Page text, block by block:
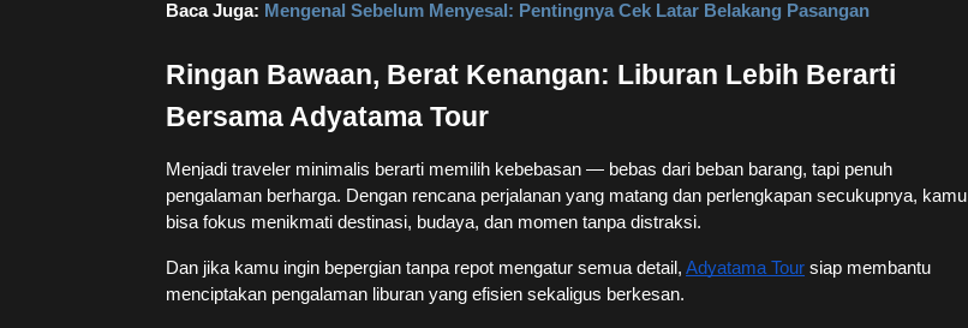
Baca Juga: Mengenal Sebelum Menyesal: Pentingnya Cek Latar Belakang Pasangan
Ringan Bawaan, Berat Kenangan: Liburan Lebih Berarti
Bersama Adyatama Tour
Menjadi traveler minimalis berarti memilih kebebasan — bebas dari beban barang, tapi penuh
pengalaman berharga. Dengan rencana perjalanan yang matang dan perlengkapan secukupnya, kamu
bisa fokus menikmati destinasi, budaya, dan momen tanpa distraksi.
Dan jika kamu ingin bepergian tanpa repot mengatur semua detail, Adyatama Tour siap membantu
menciptakan pengalaman liburan yang efisien sekaligus berkesan.